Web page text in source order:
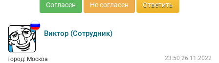
Согласен Не согласен Ответить
Виктор (Сотрудник)
Город: Москва 23:50 26.11.2022